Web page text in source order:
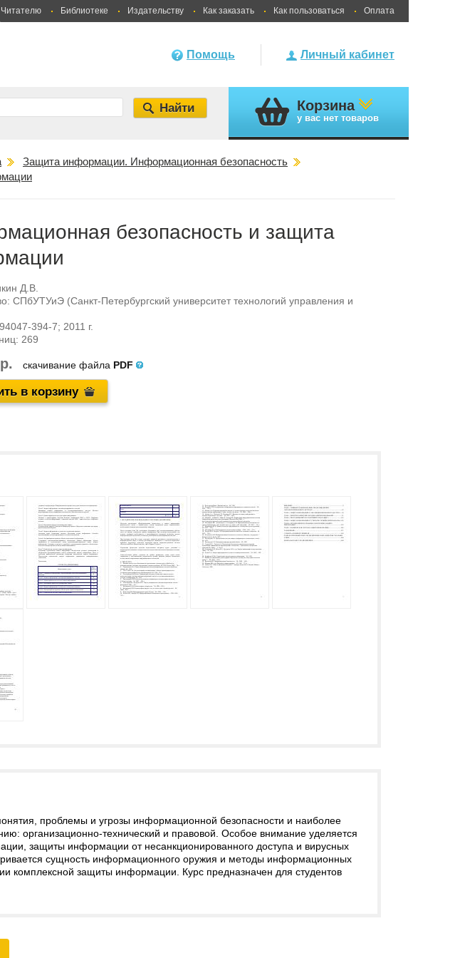
Читателю Библиотеке Издательству Как заказать Как пользоваться Оплата
Личный кабинет
Помощь
Корзина
у вас нет товаров
Защита информации. Информационная безопасность
безопасность и защита
Д.В.
СПбУТУиЭ (Санкт-Петербургский университет технологий управления и
394-7; 2011 г.
269
скачивание файла PDF
в корзину
проблемы и угрозы информационной безопасности и наиболее
организационно-технический и правовой. Особое внимание уделяется
защиты информации от несанкционированного доступа и вирусных
сущность информационного оружия и методы информационных
комплексной защиты информации. Курс предназначен для студентов